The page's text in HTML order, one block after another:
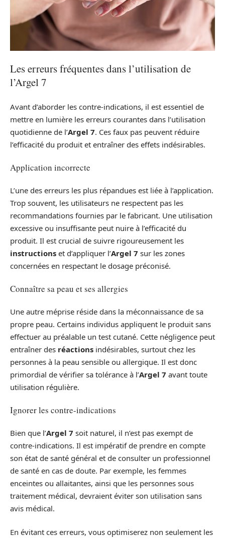
Les erreurs fréquentes dans l’utilisation de
l’Argel 7
Avant d’aborder les contre-indications, il est essentiel de
mettre en lumière les erreurs courantes dans l’utilisation
quotidienne de l’Argel 7. Ces faux pas peuvent réduire
l’efficacité du produit et entraîner des effets indésirables.
Application incorrecte
L’une des erreurs les plus répandues est liée à l’application.
Trop souvent, les utilisateurs ne respectent pas les
recommandations fournies par le fabricant. Une utilisation
excessive ou insuffisante peut nuire à l’efficacité du
produit. Il est crucial de suivre rigoureusement les
instructions et d’appliquer l’Argel 7 sur les zones
concernées en respectant le dosage préconisé.
Connaître sa peau et ses allergies
Une autre méprise réside dans la méconnaissance de sa
propre peau. Certains individus appliquent le produit sans
effectuer au préalable un test cutané. Cette négligence peut
entraîner des réactions indésirables, surtout chez les
personnes à la peau sensible ou allergique. Il est donc
primordial de vérifier sa tolérance à l’Argel 7 avant toute
utilisation régulière.
Ignorer les contre-indications
Bien que l’Argel 7 soit naturel, il n’est pas exempt de
contre-indications. Il est impératif de prendre en compte
son état de santé général et de consulter un professionnel
de santé en cas de doute. Par exemple, les femmes
enceintes ou allaitantes, ainsi que les personnes sous
traitement médical, devraient éviter son utilisation sans
avis médical.
En évitant ces erreurs, vous optimiserez non seulement les